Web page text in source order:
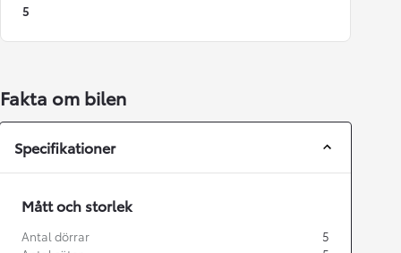
5
Fakta om bilen
Specifikationer
Mått och storlek
Antal dörrar
5